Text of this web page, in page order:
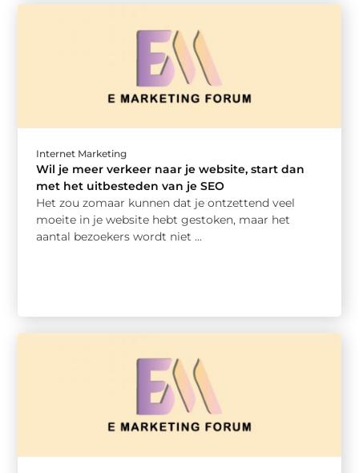
Internet Marketing
Wil je meer verkeer naar je website, start dan
met het uitbesteden van je SEO
Het zou zomaar kunnen dat je ontzettend veel
moeite in je website hebt gestoken, maar het
aantal bezoekers wordt niet ...